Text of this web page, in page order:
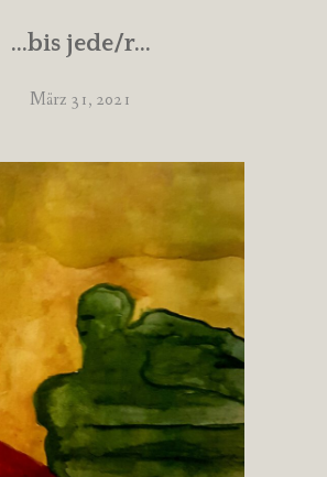
…bis jede/r…
März 31, 2021